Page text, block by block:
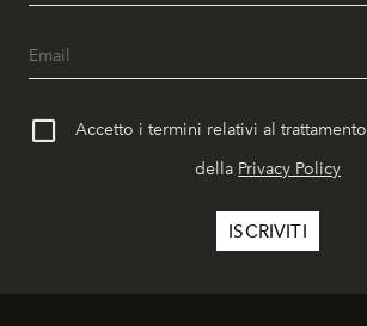
Accetto i termini relativi al
della Privacy Policy